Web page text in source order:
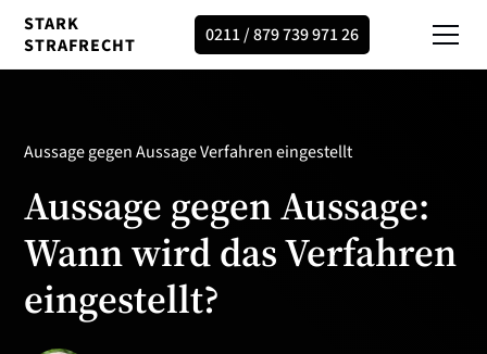
STARK
STRAFRECHT
0211 / 879 739 971 26
Aussage gegen Aussage Verfahren eingestellt
Aussage gegen Aussage:
Wann wird das Verfahren
eingestellt?